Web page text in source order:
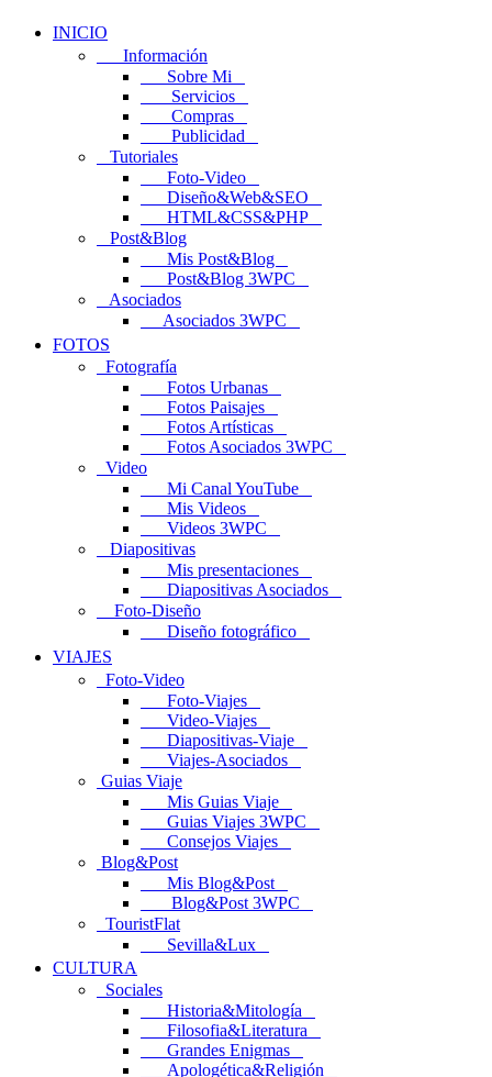
INICIO
Información
Sobre Mi
Servicios
Compras
Publicidad
Tutoriales
Foto-Video
Diseño&Web&SEO
HTML&CSS&PHP
Post&Blog
Mis Post&Blog
Post&Blog 3WPC
Asociados
Asociados 3WPC
FOTOS
Fotografía
Fotos Urbanas
Fotos Paisajes
Fotos Artísticas
Fotos Asociados 3WPC
Video
Mi Canal YouTube
Mis Videos
Videos 3WPC
Diapositivas
Mis presentaciones
Diapositivas Asociados
Foto-Diseño
Diseño fotográfico
VIAJES
Foto-Video
Foto-Viajes
Video-Viajes
Diapositivas-Viaje
Viajes-Asociados
Guias Viaje
Mis Guias Viaje
Guias Viajes 3WPC
Consejos Viajes
Blog&Post
Mis Blog&Post
Blog&Post 3WPC
TouristFlat
Sevilla&Lux
CULTURA
Sociales
Historia&Mitología
Filosofia&Literatura
Grandes Enigmas
Apologética&Religión